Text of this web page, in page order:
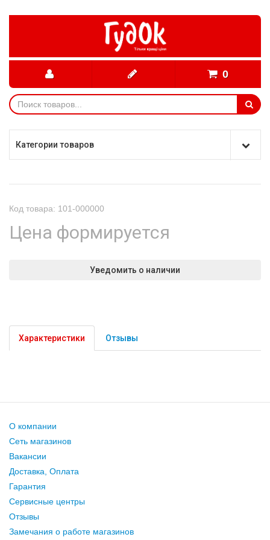
0
Категории товаров
Код товара: 101-000000
Цена формируется
Уведомить о наличии
Характеристики Отзывы
О компании
Сеть магазинов
Вакансии
Доставка, Оплата
Гарантия
Сервисные центры
Отзывы
Замечания о работе магазинов